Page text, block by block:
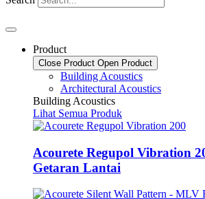
Product
Close Product Open Product
Building Acoustics
Architectural Acoustics
Building Acoustics
Lihat Semua Produk
Acourete Regupol Vibration
Getaran Lantai